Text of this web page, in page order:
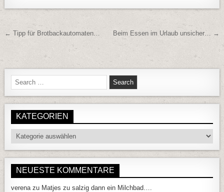
BeitragsnavigationBeim Essen im Urlaub unsicher… →
← Tipp für Brotbackautomaten…
Search for:
KATEGORIEN
Kategorien
NEUESTE KOMMENTARE
verenazu Matjes zu salzig dann ein Milchbad….